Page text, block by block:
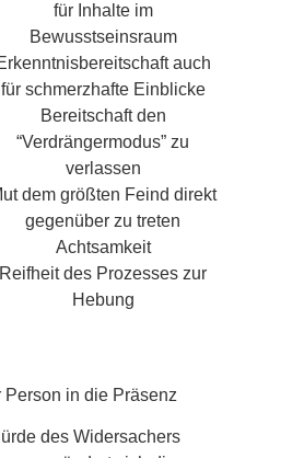
für Inhalte im
Bewusstseinsraum
auch
für schmerzhafte Einblicke
Bereitschaft den
“Verdrängermodus” zu
verlassen
dem größten Feind direkt
gegenüber zu treten
Achtsamkeit
Reifheit des Prozesses zur
Hebung
Person in die Präsenz
des Widersachers